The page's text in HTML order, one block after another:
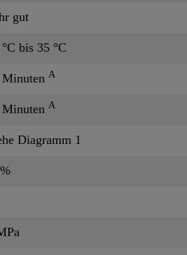
gut
°C bis 35 °C
A
Minuten A
Diagramm 1